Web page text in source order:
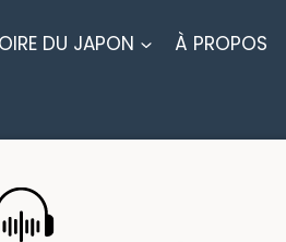
DU JAPON À PROPOS